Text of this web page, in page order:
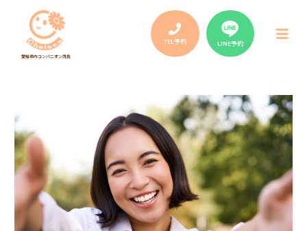
愛知県内コンパニオン請負
TEL予約 LINE予約
メ
ニ
navigation